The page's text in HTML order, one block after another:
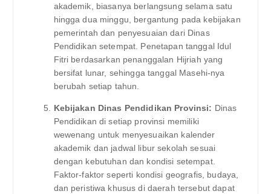
akademik, biasanya berlangsung selama satu
hingga dua minggu, bergantung pada kebijakan
pemerintah dan penyesuaian dari Dinas
Pendidikan setempat. Penetapan tanggal Idul
Fitri berdasarkan penanggalan Hijriah yang
bersifat lunar, sehingga tanggal Masehi-nya
berubah setiap tahun.
Kebijakan Dinas Pendidikan Provinsi: Dinas
Pendidikan di setiap provinsi memiliki
wewenang untuk menyesuaikan kalender
akademik dan jadwal libur sekolah sesuai
dengan kebutuhan dan kondisi setempat.
Faktor-faktor seperti kondisi geografis, budaya,
dan peristiwa khusus di daerah tersebut dapat